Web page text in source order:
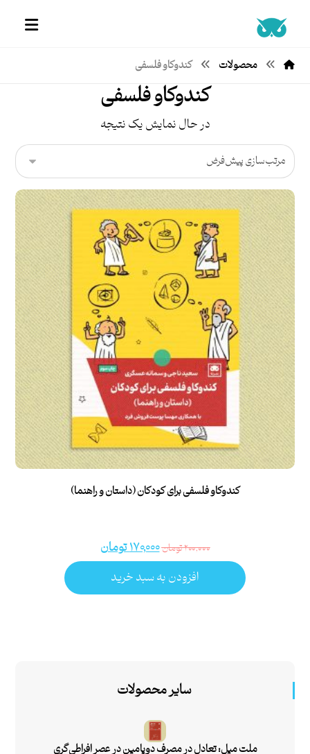
محصولات کندوکاو فلسفی
کندوکاو فلسفی
در حال نمایش یک نتیجه
کندوکاو فلسفی برای کودکان (داستان و راهنما)
۲۰۰,۰۰۰تومان۱۷۰,۰۰۰تومان
افزودن به سبد خرید
سایر محصولات
ملت میل: تعادل در مصرف دوپامین در عصر افراطی‌گری